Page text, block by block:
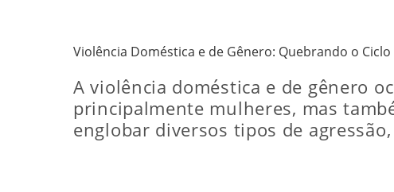
Violência Doméstica e de Gênero: Quebrando o Ciclo
A violência doméstica e de gênero
principalmente mulheres, mas
englobar diversos tipos de